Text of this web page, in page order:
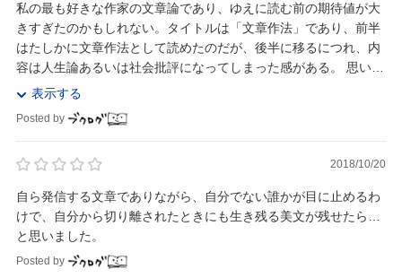
私の最も好きな作家の文章論であり、ゆえに読む前の期待値が大
きすぎたのかもしれない。タイトルは「文章作法」であり、前半
はたしかに文章作法として読めたのだが、後半に移るにつれ、内
容は人生論あるいは社会批評になってしまった感がある。 思い切
って、本書を人生論、もしくは社会論評として読め...
表示する
Posted by
2018/10/20
自ら発信する文章でありながら、自分でない誰かが目に止めるわ
けで、自分から切り離されたときにも生き残る美文が残せたら…
と思いました。
Posted by